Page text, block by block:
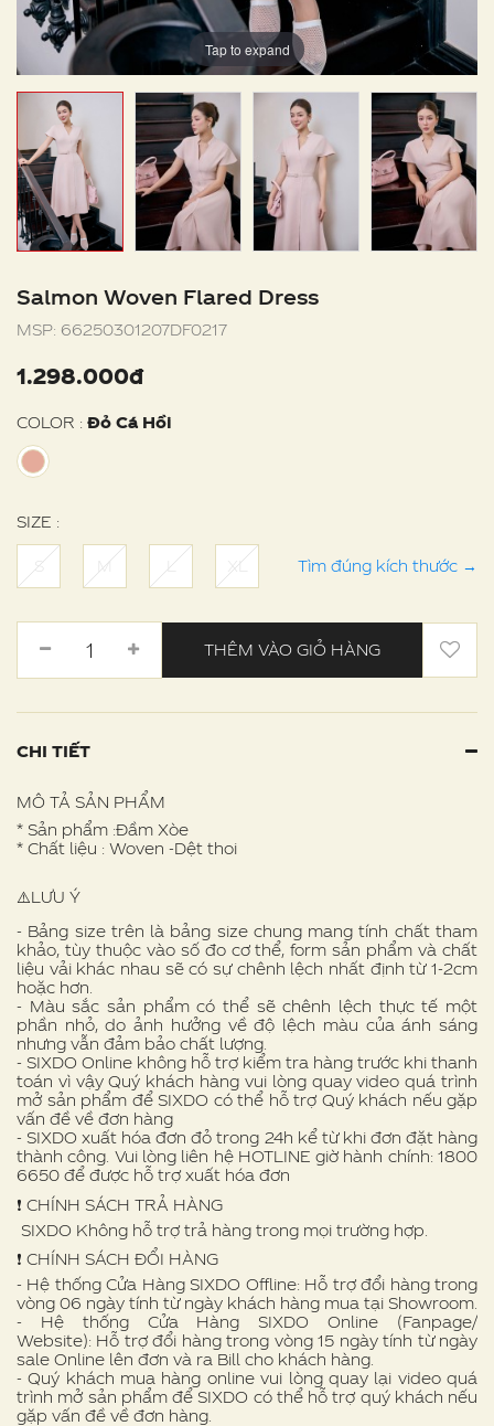
Tap to expand
Salmon Woven Flared Dress
MSP: 66250301207DF0217
1.298.000đ
COLOR : Đỏ Cá Hồi
SIZE :
S M L XL Tìm đúng kích thước →
THÊM VÀO GIỎ HÀNG
CHI TIẾT
MÔ TẢ SẢN PHẨM
* Sản phẩm :Đầm Xòe
* Chất liệu : Woven -Dệt thoi
⚠️LƯU Ý
- Bảng size trên là bảng size chung mang tính chất tham
khảo, tùy thuộc vào số đo cơ thể, form sản phẩm và chất
liệu vải khác nhau sẽ có sự chênh lệch nhất định từ 1-2cm
hoặc hơn.
- Màu sắc sản phẩm có thể sẽ chênh lệch thực tế một
phần nhỏ, do ảnh hưởng về độ lệch màu của ánh sáng
nhưng vẫn đảm bảo chất lượng.
- SIXDO Online không hỗ trợ kiểm tra hàng trước khi thanh
toán vì vậy Quý khách hàng vui lòng quay video quá trình
mở sản phẩm để SIXDO có thể hỗ trợ Quý khách nếu gặp
vấn đề về đơn hàng
- SIXDO xuất hóa đơn đỏ trong 24h kể từ khi đơn đặt hàng
thành công. Vui lòng liên hệ HOTLINE giờ hành chính: 1800
6650 để được hỗ trợ xuất hóa đơn
❗️ CHÍNH SÁCH TRẢ HÀNG
SIXDO Không hỗ trợ trả hàng trong mọi trường hợp.
❗️ CHÍNH SÁCH ĐỔI HÀNG
- Hệ thống Cửa Hàng SIXDO Offline: Hỗ trợ đổi hàng trong
vòng 06 ngày tính từ ngày khách hàng mua tại Showroom.
- Hệ thống Cửa Hàng SIXDO Online (Fanpage/
Website): Hỗ trợ đổi hàng trong vòng 15 ngày tính từ ngày
sale Online lên đơn và ra Bill cho khách hàng.
- Quý khách mua hàng online vui lòng quay lại video quá
trình mở sản phẩm để SIXDO có thể hỗ trợ quý khách nếu
gặp vấn đề về đơn hàng.